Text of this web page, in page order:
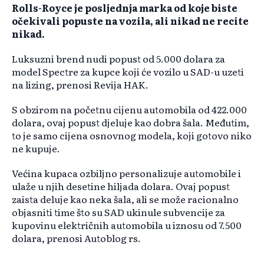
Rolls-Royce je posljednja marka od koje biste
očekivali popuste na vozila, ali nikad ne recite
nikad.
Luksuzni brend nudi popust od 5.000 dolara za
model Spectre za kupce koji će vozilo u SAD-u uzeti
na lizing, prenosi Revija HAK.
S obzirom na početnu cijenu automobila od 422.000
dolara, ovaj popust djeluje kao dobra šala. Međutim,
to je samo cijena osnovnog modela, koji gotovo niko
ne kupuje.
Većina kupaca ozbiljno personalizuje automobile i
ulaže u njih desetine hiljada dolara. Ovaj popust
zaista deluje kao neka šala, ali se može racionalno
objasniti time što su SAD ukinule subvencije za
kupovinu električnih automobila u iznosu od 7.500
dolara, prenosi Autoblog rs.